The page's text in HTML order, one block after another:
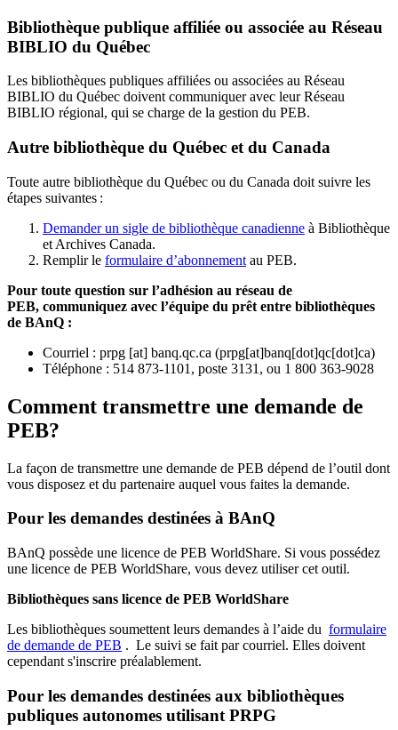
Bibliothèque publique affiliée ou associée au Réseau
BIBLIO du Québec
Les bibliothèques publiques affiliées ou associées au Réseau
BIBLIO du Québec doivent communiquer avec leur Réseau
BIBLIO régional, qui se charge de la gestion du PEB.
Autre bibliothèque du Québec et du Canada
Toute autre bibliothèque du Québec ou du Canada doit suivre les
étapes suivantes :
Demander un sigle de bibliothèque canadienne à Bibliothèque
et Archives Canada.
Remplir le formulaire d’abonnement au PEB.
Pour toute question sur l’adhésion au réseau de
PEB, communiquez avec l’équipe du prêt entre bibliothèques
de BAnQ :
Courriel : prpg [at] banq.qc.ca (prpg[at]banq[dot]qc[dot]ca)
Téléphone : 514 873-1101, poste 3131, ou 1 800 363-9028
Comment transmettre une demande de
PEB?
La façon de transmettre une demande de PEB dépend de l’outil dont
vous disposez et du partenaire auquel vous faites la demande.
Pour les demandes destinées à BAnQ
BAnQ possède une licence de PEB WorldShare. Si vous possédez
une licence de PEB WorldShare, vous devez utiliser cet outil.
Bibliothèques sans licence de PEB WorldShare
Les bibliothèques soumettent leurs demandes à l’aide du formulaire
de demande de PEB . Le suivi se fait par courriel. Elles doivent
cependant s'inscrire préalablement.
Pour les demandes destinées aux bibliothèques
publiques autonomes utilisant PRPG